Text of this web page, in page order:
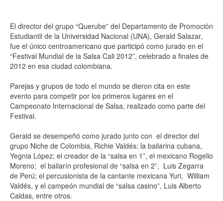
El director del grupo “Querube” del Departamento de Promoción
Estudiantil de la Universidad Nacional (UNA), Gerald Salazar,
fue el único centroamericano que participó como jurado en el
“Festival Mundial de la Salsa Cali 2012”, celebrado a finales de
2012 en esa ciudad colombiana.
Parejas y grupos de todo el mundo se dieron cita en este
evento para competir por los primeros lugares en el
Campeonato Internacional de Salsa, realizado como parte del
Festival.
Gerald se desempeñó como jurado junto con el director del
grupo Niche de Colombia, Richie Valdés; la bailarina cubana,
Yegnia López; el creador de la “salsa en 1”, el mexicano Rogelio
Moreno; el bailarín profesional de “salsa en 2”, Luis Zegarra
de Perú; el percusionista de la cantante mexicana Yuri, William
Valdés, y el campeón mundial de “salsa casino”, Luis Alberto
Caldas, entre otros.